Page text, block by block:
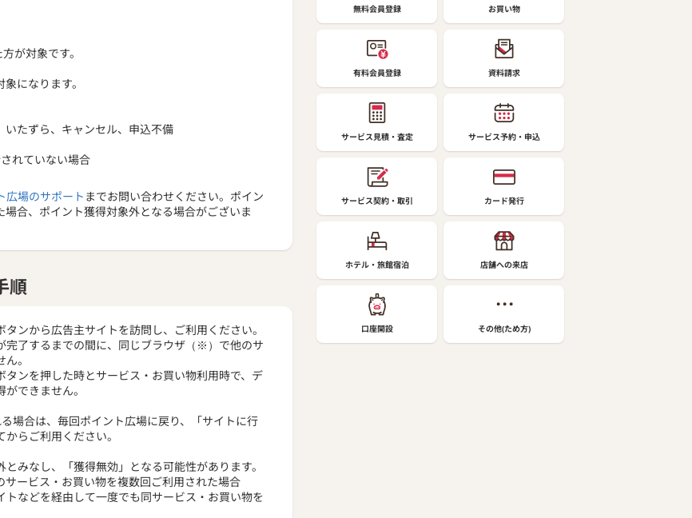
ントプログラム。
、多彩な賞品やサービスにご活用いただけます。
が対象です。
になります。
いたずら、キャンセル、申込不備
れていない場合
広場のサポート までお問い合わせください。ポイン
合、ポイント獲得対象外となる場合がございま
順
ンから広告主サイトを訪問し、ご利用ください。
完了するまでの間に、同じブラウザ（※）で他のサ
。
タンを押した時とサービス・お買い物利用時で、デ
できません。
場合は、毎回ポイント広場に戻り、「サイトに行
らご利用ください。
みなし、「獲得無効」となる可能性があります。
ービス・お買い物を複数回ご利用された場合
トなどを経由して一度でも同サービス・お買い物を
無料会員登録 お買い物
有料会員登録 資料請求
サービス見積・査定 サービス予約・申込
サービス契約・取引 カード発行
ホテル・旅館宿泊 店舗への来店
口座開設 その他(ため方)